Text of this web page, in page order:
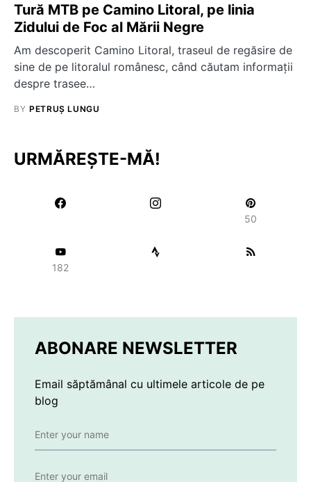
Tură MTB pe Camino Litoral, pe linia
Zidului de Foc al Mării Negre
Am descoperit Camino Litoral, traseul de regăsire de
sine de pe litoralul românesc, când căutam informații
despre trasee…
BY PETRUȘ LUNGU
URMĂREȘTE-MĂ!
50
182
ABONARE NEWSLETTER
Email săptămânal cu ultimele articole de pe
blog